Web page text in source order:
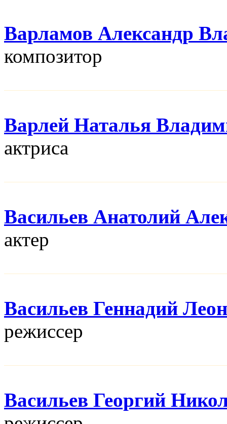
Варламов Александр
композитор
Варлей Наталья
актриса
Васильев Анатолий
актер
Васильев Геннадий
режисcер
Васильев Георгий